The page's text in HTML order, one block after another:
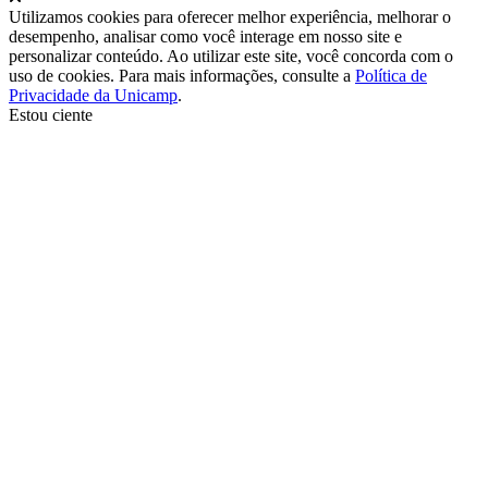
Utilizamos cookies para oferecer melhor experiência, melhorar o
desempenho, analisar como você interage em nosso site e
personalizar conteúdo. Ao utilizar este site, você concorda com o
uso de cookies. Para mais informações, consulte a Política de
Privacidade da Unicamp.
Estou ciente